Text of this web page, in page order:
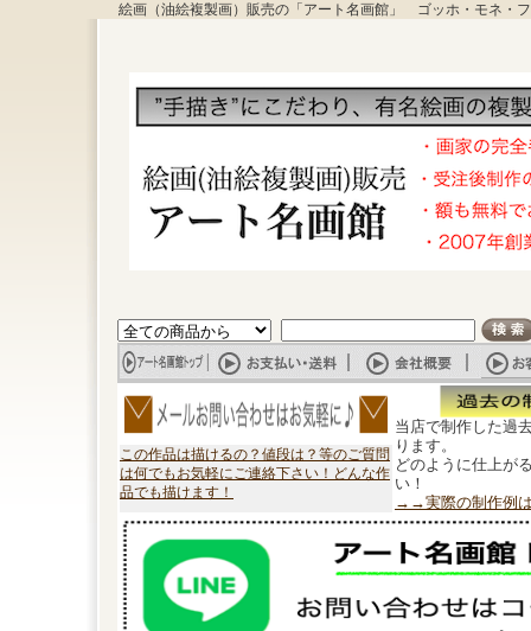
絵画（油絵複製画）販売の「アート名画館」 ゴッホ・モネ・
この作品は描けるの？値段は？等のご質問
は何でもお気軽にご連絡下さい！どんな作
品でも描けます！
当店で制作した過
ります。
どのように仕上が
い！
→→実際の制作例